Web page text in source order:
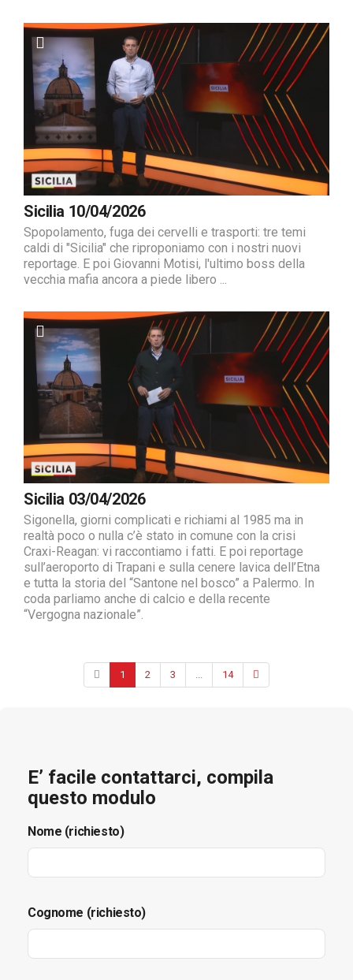
Sicilia 10/04/2026
Spopolamento, fuga dei cervelli e trasporti: tre temi
caldi di "Sicilia" che riproponiamo con i nostri nuovi
reportage. E poi Giovanni Motisi, l'ultimo boss della
vecchia mafia ancora a piede libero ...
Sicilia 03/04/2026
Sigonella, giorni complicati e richiami al 1985 ma in
realtà poco o nulla c’è stato in comune con la crisi
Craxi-Reagan: vi raccontiamo i fatti. E poi reportage
sull’aeroporto di Trapani e sulla cenere lavica dell’Etna
e tutta la storia del “Santone nel bosco” a Palermo. In
coda parliamo anche di calcio e della recente
“Vergogna nazionale”.
1 2 3 14
E’ facile contattarci, compila
questo modulo
Nome (richiesto)
Cognome (richiesto)